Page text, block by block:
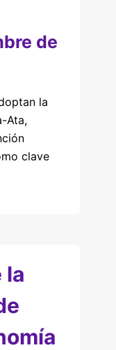
de
la
Ata,
clave
la